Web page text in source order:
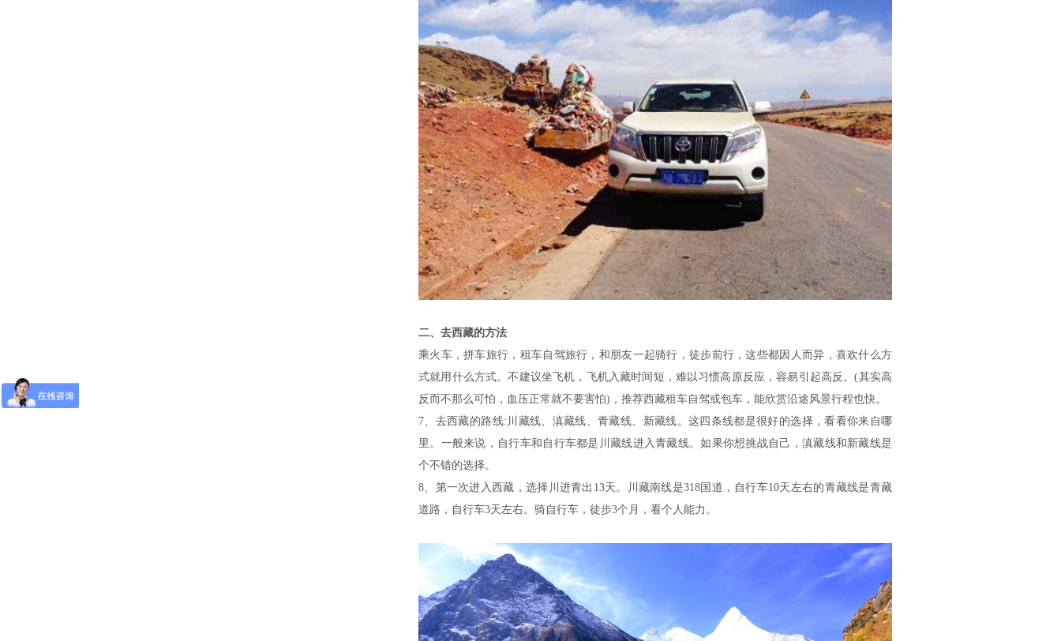
二、去西藏的方法
乘火车，拼车旅行，租车自驾旅行，和朋友一起骑行，徒步前行，这些都因人而异，喜欢什么方
式就用什么方式。不建议坐飞机，飞机入藏时间短，难以习惯高原反应，容易引起高反。(其实高
反而不那么可怕，血压正常就不要害怕)，推荐西藏租车自驾或包车，能欣赏沿途风景行程也快。
7、去西藏的路线:川藏线、滇藏线、青藏线、新藏线。这四条线都是很好的选择，看看你来自哪
里。一般来说，自行车和自行车都是川藏线进入青藏线。如果你想挑战自己，滇藏线和新藏线是
个不错的选择。
8、第一次进入西藏，选择川进青出13天。川藏南线是318国道，自行车10天左右的青藏线是青藏
道路，自行车3天左右。骑自行车，徒步3个月，看个人能力。